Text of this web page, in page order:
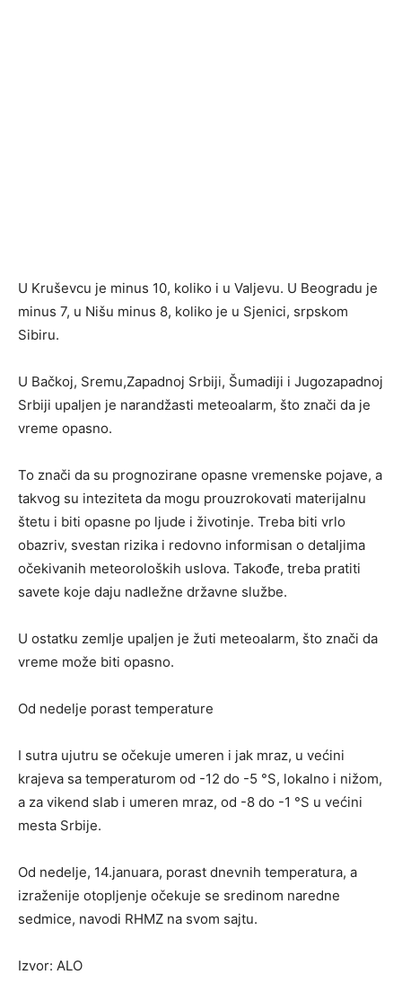
U Kruševcu je minus 10, koliko i u Valjevu. U Beogradu je
minus 7, u Nišu minus 8, koliko je u Sjenici, srpskom
Sibiru.
U Bačkoj, Sremu,Zapadnoj Srbiji, Šumadiji i Jugozapadnoj
Srbiji upaljen je narandžasti meteoalarm, što znači da je
vreme opasno.
To znači da su prognozirane opasne vremenske pojave, a
takvog su inteziteta da mogu prouzrokovati materijalnu
štetu i biti opasne po ljude i životinje. Treba biti vrlo
obazriv, svestan rizika i redovno informisan o detaljima
očekivanih meteoroloških uslova. Takođe, treba pratiti
savete koje daju nadležne državne službe.
U ostatku zemlje upaljen je žuti meteoalarm, što znači da
vreme može biti opasno.
Od nedelje porast temperature
I sutra ujutru se očekuje umeren i jak mraz, u većini
krajeva sa temperaturom od -12 do -5 °S, lokalno i nižom,
a za vikend slab i umeren mraz, od -8 do -1 °S u većini
mesta Srbije.
Od nedelje, 14.januara, porast dnevnih temperatura, a
izraženije otopljenje očekuje se sredinom naredne
sedmice, navodi RHMZ na svom sajtu.
Izvor: ALO